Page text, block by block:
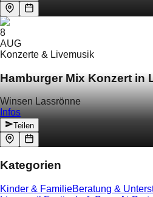
8
AUG
Konzerte & Livemusik
Hamburger Mix Konzert in
Winsen Lassrönne
Infos
Teilen
Kategorien
Kinder & FamilieBeratung &